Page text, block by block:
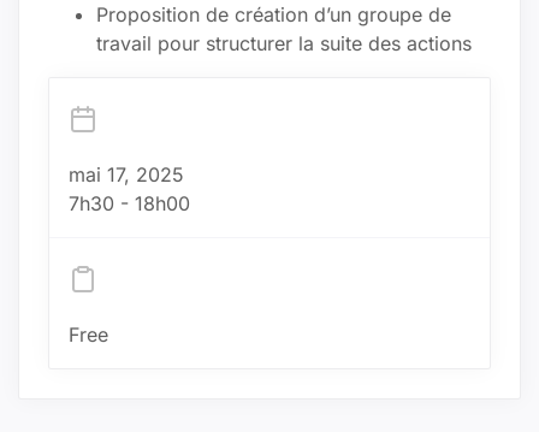
Proposition de création d’un groupe de
travail pour structurer la suite des actions
mai 17, 2025
7h30 - 18h00
Free